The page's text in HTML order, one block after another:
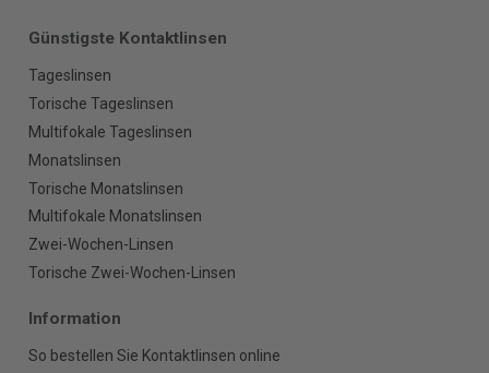
Günstigste Kontaktlinsen
Tageslinsen
Torische Tageslinsen
Multifokale Tageslinsen
Monatslinsen
Torische Monatslinsen
Multifokale Monatslinsen
Zwei-Wochen-Linsen
Torische Zwei-Wochen-Linsen
Information
So bestellen Sie Kontaktlinsen online